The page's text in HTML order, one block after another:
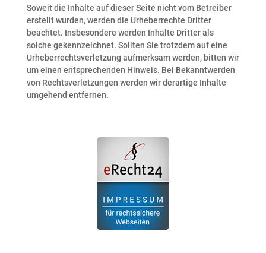
Soweit die Inhalte auf dieser Seite nicht vom Betreiber
erstellt wurden, werden die Urheberrechte Dritter
beachtet. Insbesondere werden Inhalte Dritter als
solche gekennzeichnet. Sollten Sie trotzdem auf eine
Urheberrechtsverletzung aufmerksam werden, bitten wir
um einen entsprechenden Hinweis. Bei Bekanntwerden
von Rechtsverletzungen werden wir derartige Inhalte
umgehend entfernen.